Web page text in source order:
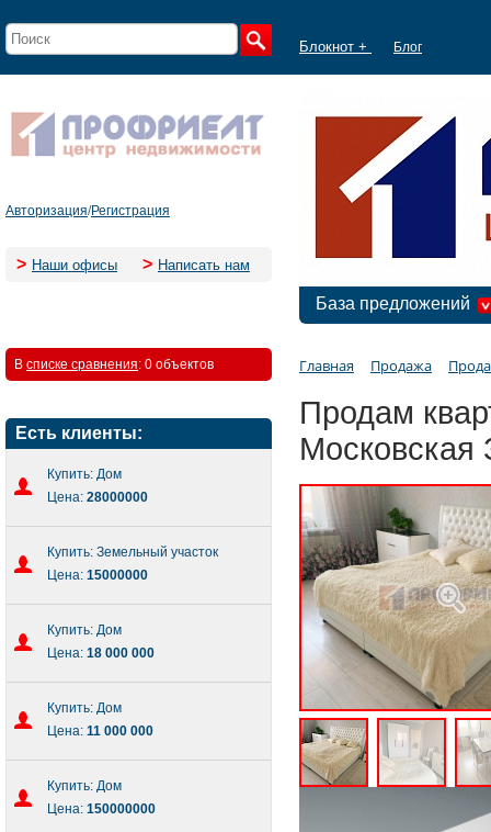
Блокнот + Блог
Авторизация/Регистрация
> Наши офисы > Написать нам
База предложений
В списке сравнения: 0 объектов
Есть клиенты:
Купить: Дом
Цена: 28000000
Купить: Земельный участок
Цена: 15000000
Купить: Дом
Цена: 18 000 000
Купить: Дом
Цена: 11 000 000
Купить: Дом
Цена: 150000000
Главная Продажа
Продам